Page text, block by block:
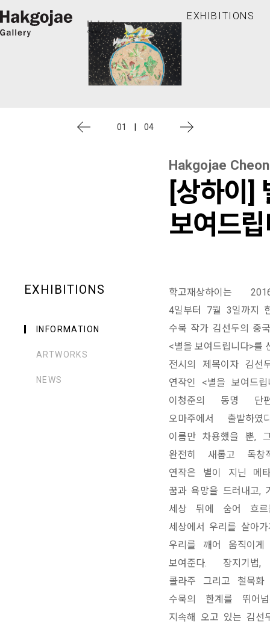
EXHIBITIONS
01 04
EXHIBITIONS
INFORMATION
ARTWORKS
NEWS
Hakgojae
[상하이]
보여드
학고재상하이는
4일부터 7월 3일까지
수묵 작가 김선두의 중
<별을 보여드립니다>를
전시의 제목이자 김선
연작인 <별을 보여드
이청준의 동명 단
오마주에서 출발하였
이름만 차용했을 뿐,
완전히 새롭고 독창
연작은 별이 지닌 메
꿈과 욕망을 드러내고,
세상 뒤에 숨어 흐
세상에서 우리를 살아
우리를 깨어 움직이
보여준다. 장지기법
콜라주 그리고 철묵
수묵의 한계를 뛰어
지속해 오고 있는 김선